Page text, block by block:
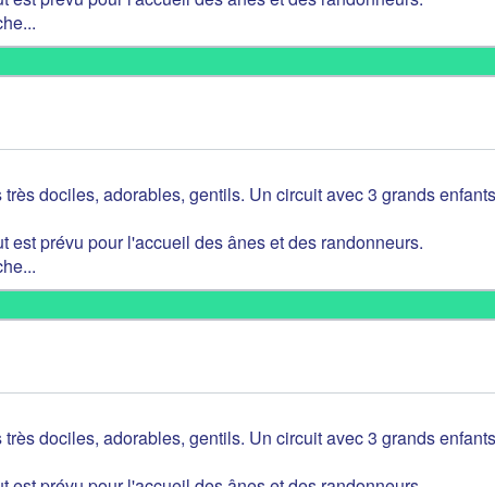
dociles, adorables, gentils. Un circuit avec 3 grands
est prévu pour l'accueil des ânes et des randonneurs.
dociles, adorables, gentils. Un circuit avec 3 grands